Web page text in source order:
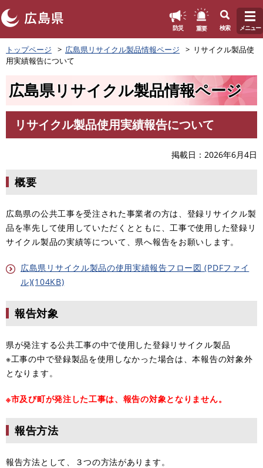
ペ
ー
ジ
。
防災 重要 検索 メニュー
トップページ 広島県リサイクル製品情報ページ
リサイクル製品使
用実績報告について
広島県リサイクル製品情報ページ
文
リサイクル製品使用実績報告について
掲載日 2026年6月4日
概要
広島県の公共工事を受注された事業者の方は、登録リサイクル製
品を率先して使用していただくとともに、工事で使用した登録リ
サイクル製品の実績等について、県へ報告をお願いします。
広島県リサイクル製品の使用実績報告フロー図 (PDFファイ
ル)(104KB)
報告対象
県が発注する公共工事の中で使用した登録リサイクル製品
※工事の中で登録製品を使用しなかった場合は、本報告の対象外
となります。
※市及び町が発注した工事は、報告の対象となりません。
報告方法
報告方法として、３つの方法があります。